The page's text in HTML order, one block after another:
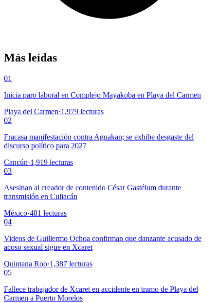
Más leídas
01
Inicia paro laboral en Complejo Mayakoba en Playa del Carmen
Playa del Carmen·1,979 lecturas
02
Fracasa manifestación contra Aguakan; se exhibe desgaste del
discurso político para 2027
Cancún·1,919 lecturas
03
Asesinan al creador de contenido César Gastélum durante
transmisión en Culiacán
México·481 lecturas
04
Videos de Guillermo Ochoa confirman que danzante acusado de
acoso sexual sigue en Xcaret
Quintana Roo·1,387 lecturas
05
Fallece trabajador de Xcaret en accidente en tramo de Playa del
Carmen a Puerto Morelos